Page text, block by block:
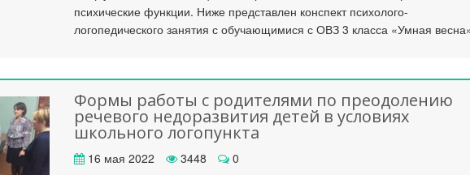
психические функции. Ниже представлен конспект психолого-
логопедического занятия с обучающимися с ОВЗ 3 класса «Умная
Формы работы с родителями по преодолению
речевого недоразвития детей в условиях
школьного логопункта
16 мая 2022 3448
0